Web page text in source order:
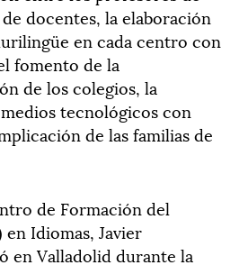
docentes, la elaboración
en cada centro con
fomento de la
de los colegios, la
tecnológicos con
de las familias de
de Formación del
en Idiomas, Javier
en Valladolid durante la